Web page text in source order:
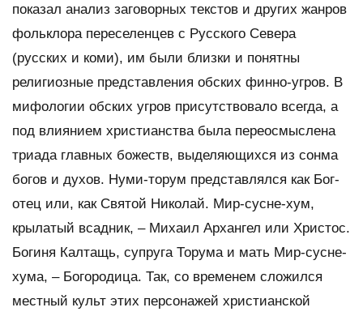
показал анализ заговорных текстов и других жанров
фольклора переселенцев с Русского Севера
(русских и коми), им были близки и понятны
религиозные представления обских финно-угров. В
мифологии обских угров присутствовало всегда, а
под влиянием христианства была переосмыслена
триада главных божеств, выделяющихся из сонма
богов и духов. Нуми-торум представлялся как Бог-
отец или, как Святой Николай. Мир-сусне-хум,
крылатый всадник, – Михаил Архангел или Христос.
Богиня Калтащь, супруга Торума и мать Мир-сусне-
хума, – Богородица. Так, со временем сложился
местный культ этих персонажей христианской